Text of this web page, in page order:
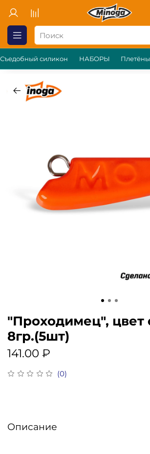
Съедобный силикон НАБОРЫ
(0)
"Проходимец", цвет
8гр.(5шт)
141.00 ₽
Описание